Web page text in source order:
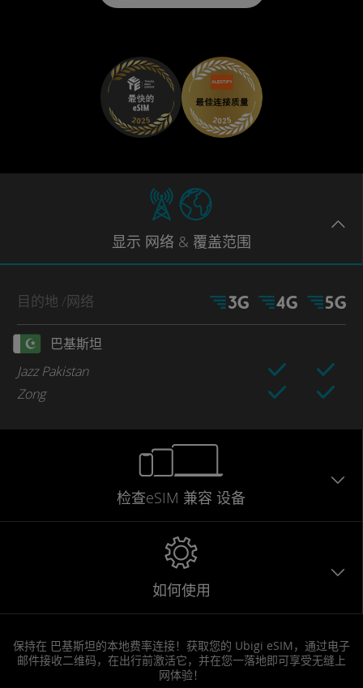
显示 网络 & 覆盖范围
目的地 /网络
巴基斯坦
Jazz Pakistan
Zong
检查eSIM 兼容 设备
如何使用
保持在 巴基斯坦的本地费率连接！获取您的 Ubigi eSIM，通过电子
邮件接收二维码，在出行前激活它，并在您一落地即可享受无缝上
网体验！